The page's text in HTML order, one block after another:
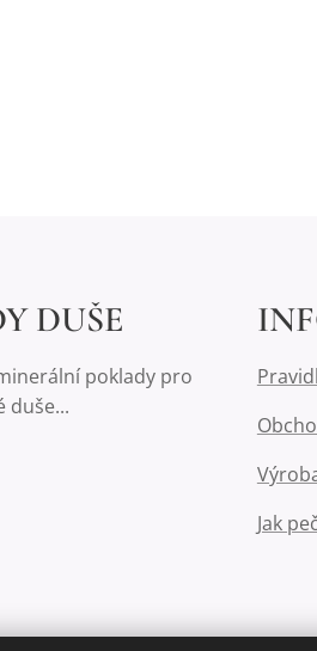
DUŠE
poklady pro
duše...
Jak